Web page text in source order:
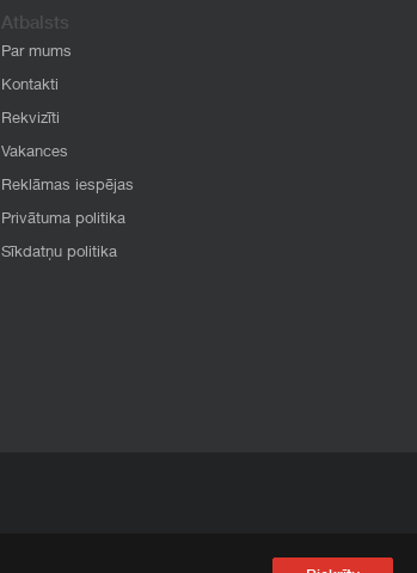
Atbalsts
Par mums
Kontakti
Rekvizīti
Vakances
Reklāmas iespējas
Privātuma politika
Sīkdatņu politika